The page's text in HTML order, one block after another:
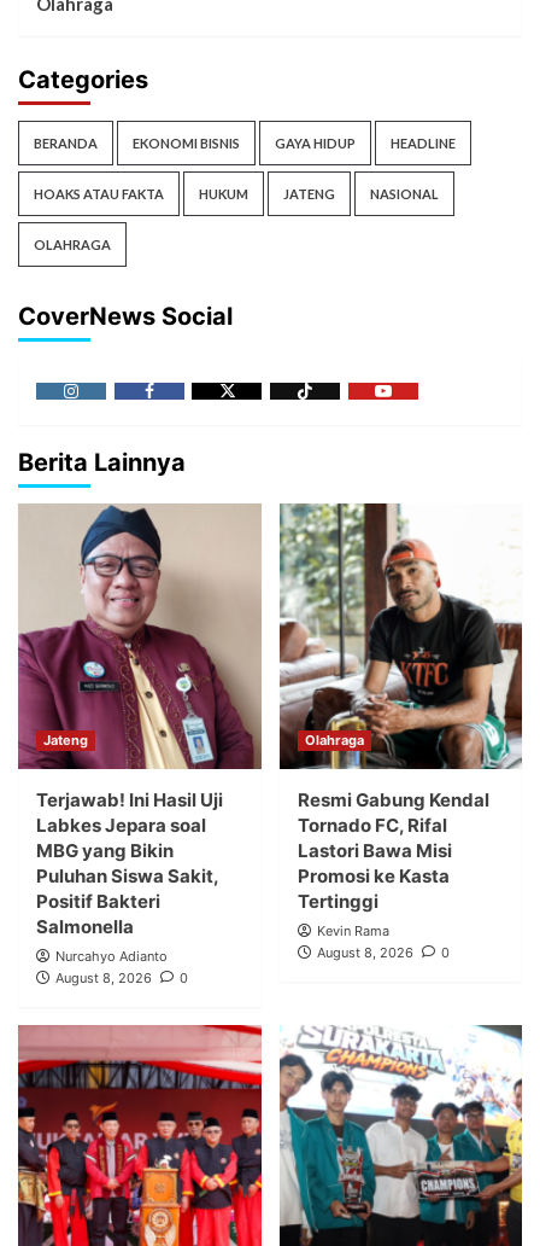
Categories
BERANDA EKONOMI BISNIS GAYA HIDUP HEADLINE
HOAKS ATAU FAKTA HUKUM JATENG NASIONAL
OLAHRAGA
CoverNews Social
Berita Lainnya
Jateng
Terjawab! Ini Hasil Uji
Labkes Jepara soal
MBG yang Bikin
Puluhan Siswa Sakit,
Positif Bakteri
Salmonella
Nurcahyo Adianto
August 8, 2026
0
Olahraga
Resmi Gabung Kendal
Tornado FC, Rifal
Lastori Bawa Misi
Promosi ke Kasta
Tertinggi
Kevin Rama
August 8, 2026
0